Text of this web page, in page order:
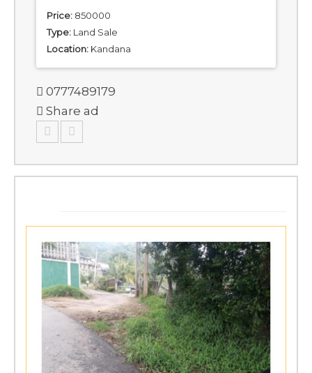
Price: 850000
Type: Land Sale
Location: Kandana
0777489179
Share ad